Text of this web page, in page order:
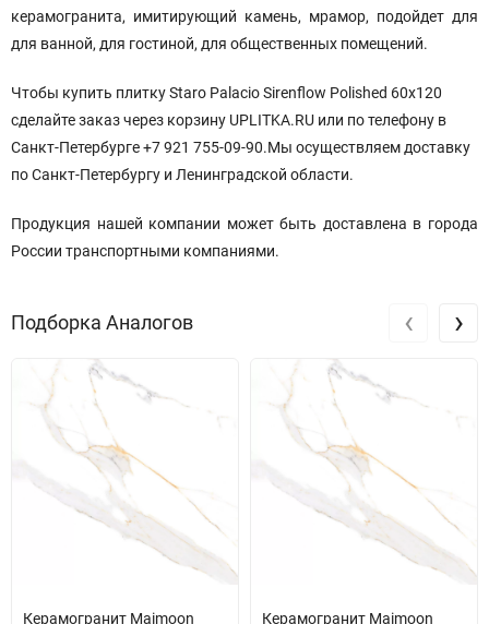
керамогранита, имитирующий камень, мрамор, подойдет для
для ванной, для гостиной, для общественных помещений.
Чтобы купить плитку Staro Palacio Sirenflow Polished 60x120
сделайте заказ через корзину UPLITKA.RU или по телефону в
Санкт-Петербурге +7 921 755-09-90.Мы осуществляем доставку
по Санкт-Петербургу и Ленинградской области.
Продукция нашей компании может быть доставлена в города
России транспортными компаниями.
Подборка Аналогов
Керамогранит Maimoon
Керамогранит Maimoon
‹ ›